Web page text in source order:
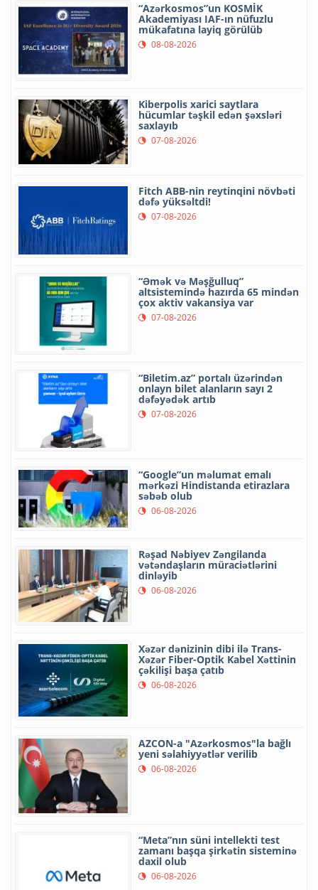
“Azərkosmos”un KOSMİK
Akademiyası IAF-ın nüfuzlu
mükafatına layiq görülüb
08-08-2026
Kiberpolis xarici saytlara
hücumlar təşkil edən şəxsləri
saxlayıb
07-08-2026
Fitch ABB-nin reytinqini növbəti
dəfə yüksəltdi!
07-08-2026
“Əmək və Məşğulluq”
altsistemində hazırda 65 mindən
çox aktiv vakansiya var
07-08-2026
“Biletim.az” portalı üzərindən
onlayn bilet alanların sayı 2
dəfəyədək artıb
07-08-2026
“Google”un məlumat emalı
mərkəzi Hindistanda etirazlara
səbəb olub
06-08-2026
Rəşad Nəbiyev Zəngilanda
vətəndaşların müraciətlərini
dinləyib
06-08-2026
Xəzər dənizinin dibi ilə Trans-
Xəzər Fiber-Optik Kabel Xəttinin
çəkilişi başa çatıb
06-08-2026
AZCON-a "Azərkosmos"la bağlı
yeni səlahiyyətlər verilib
06-08-2026
“Meta”nın süni intellekti test
zamanı başqa şirkətin sisteminə
daxil olub
06-08-2026